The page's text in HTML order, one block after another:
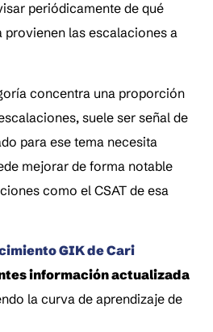
periódicamente de qué
las escalaciones a
concentra una proporción
suele ser señal de
para ese tema necesita
mejorar de forma notable
como el CSAT de esa
GIK de Cari
información actualizada
la curva de aprendizaje de